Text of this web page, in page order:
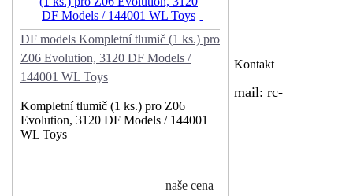
DF models Kompletní tlumič (1 ks.) pro
Z06 Evolution, 3120 DF Models /
144001 WL Toys
Kompletní tlumič (1 ks.) pro Z06
Evolution, 3120 DF Models / 144001
WL Toys
naše cena
Kontakt
mail: rc-